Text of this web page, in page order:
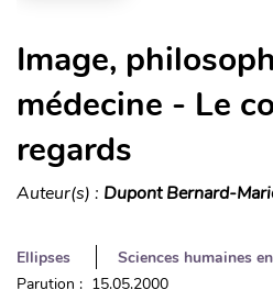
Image,
médecine - Le
regards
Auteur(s) : Dupont Bernard-
Ellipses
Sciences humaines
Parution : 15.05.2000